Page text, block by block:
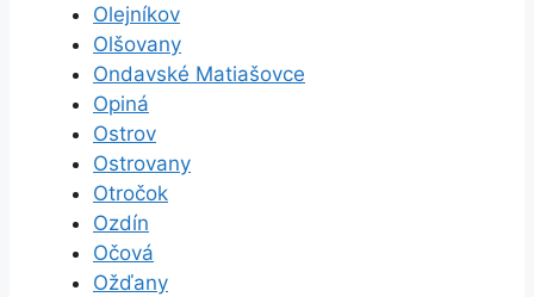
Olejníkov
Olšovany
Ondavské Matiašovce
Opiná
Ostrov
Ostrovany
Otročok
Ozdín
Očová
Ožďany